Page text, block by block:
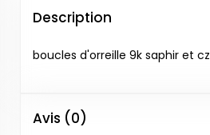
Description
boucles d'orreille 9k saphir et cz
Avis (0)